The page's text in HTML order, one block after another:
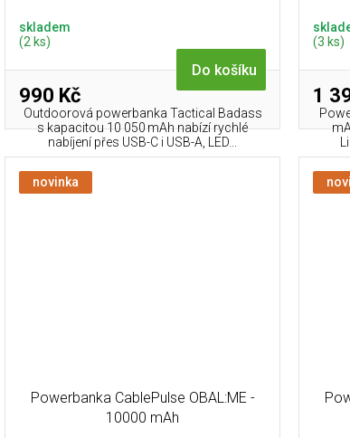
skladem
(2 ks)
990 Kč
Do košíku
Outdoorová powerbanka Tactical Badass
s kapacitou 10 050 mAh nabízí rychlé
nabíjení přes USB-C i USB-A, LED...
(3 ks)
1
novinka
Powerbanka CablePulse OBAL:ME -
10000 mAh